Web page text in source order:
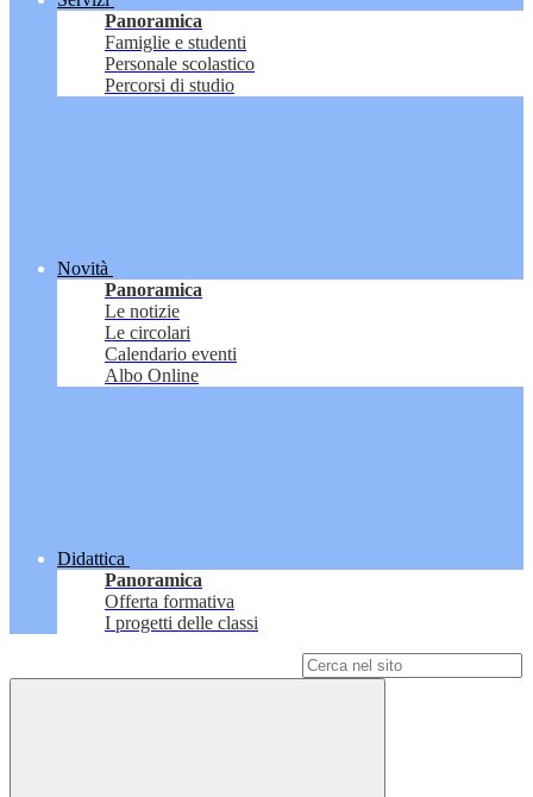
Panoramica
Famiglie e studenti
Personale scolastico
Percorsi di studio
Novità
Panoramica
Le notizie
Le circolari
Calendario eventi
Albo Online
Didattica
Panoramica
Offerta formativa
I progetti delle classi